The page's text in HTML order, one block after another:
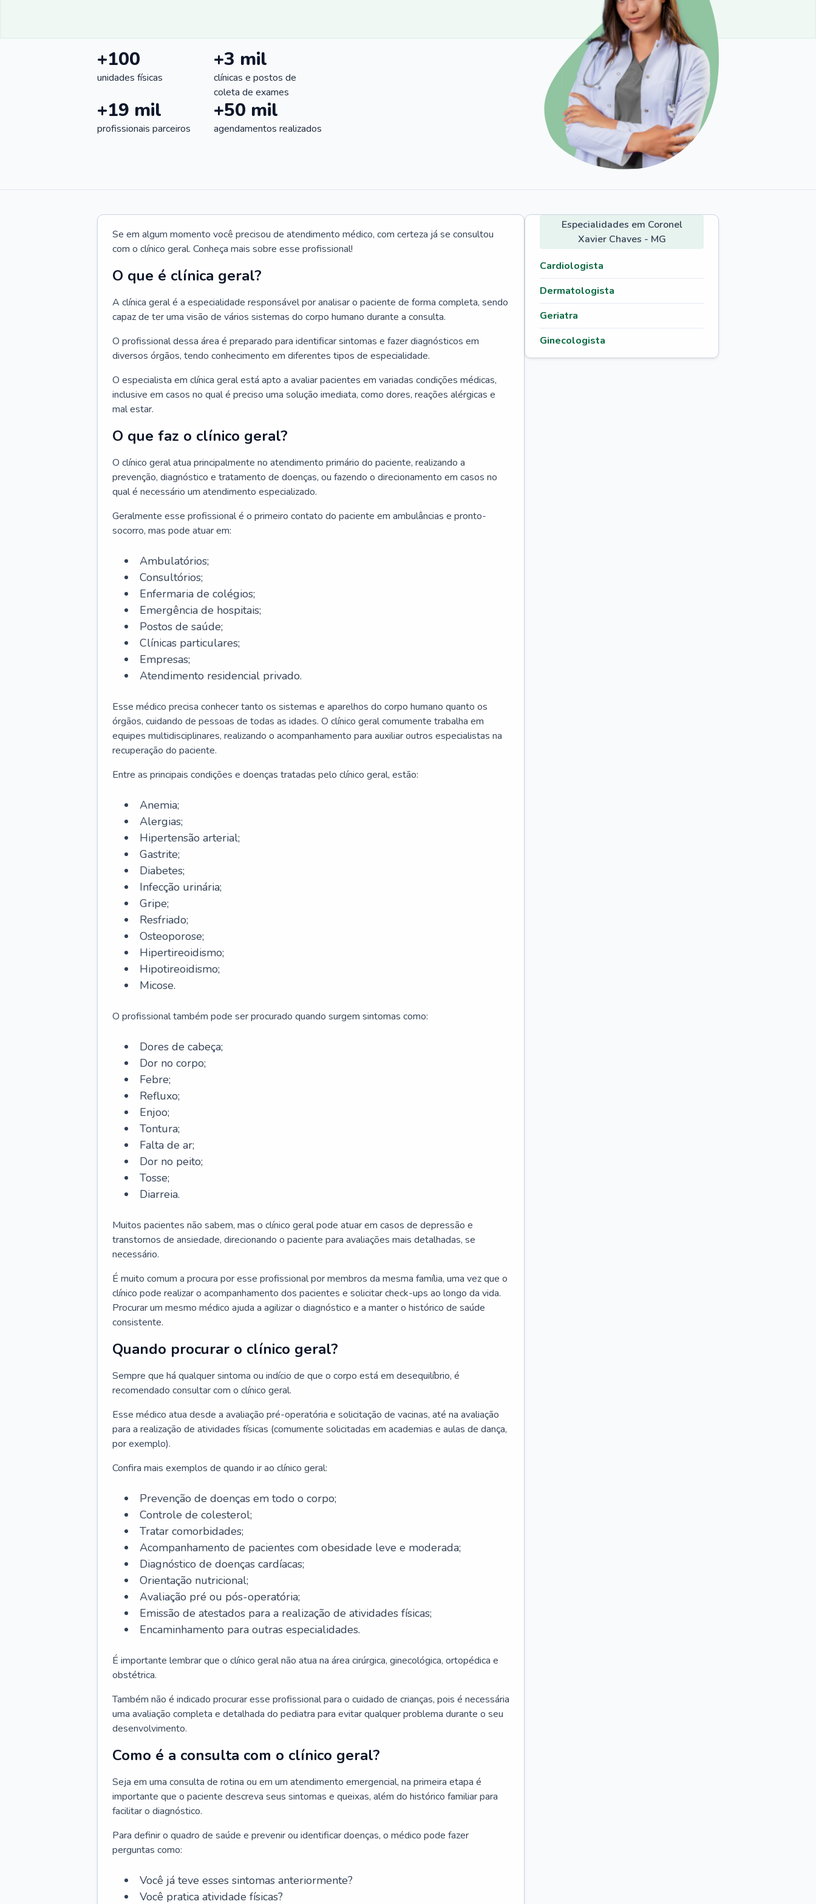
+100
unidades físicas
+3 mil
clínicas e postos de
coleta de exames
+19 mil
profissionais parceiros
+50 mil
agendamentos realizados
Se em algum momento você precisou de atendimento médico, com certeza já se consultou
com o clínico geral. Conheça mais sobre esse profissional!
O que é clínica geral?
A clínica geral é a especialidade responsável por analisar o paciente de forma completa, sendo
capaz de ter uma visão de vários sistemas do corpo humano durante a consulta.
O profissional dessa área é preparado para identificar sintomas e fazer diagnósticos em
diversos órgãos, tendo conhecimento em diferentes tipos de especialidade.
O especialista em clínica geral está apto a avaliar pacientes em variadas condições médicas,
inclusive em casos no qual é preciso uma solução imediata, como dores, reações alérgicas e
mal estar.
O que faz o clínico geral?
O clínico geral atua principalmente no atendimento primário do paciente, realizando a
prevenção, diagnóstico e tratamento de doenças, ou fazendo o direcionamento em casos no
qual é necessário um atendimento especializado.
Geralmente esse profissional é o primeiro contato do paciente em ambulâncias e pronto-
socorro, mas pode atuar em:
Ambulatórios;
Consultórios;
Enfermaria de colégios;
Emergência de hospitais;
Postos de saúde;
Clínicas particulares;
Empresas;
Atendimento residencial privado.
Esse médico precisa conhecer tanto os sistemas e aparelhos do corpo humano quanto os
órgãos, cuidando de pessoas de todas as idades. O clínico geral comumente trabalha em
equipes multidisciplinares, realizando o acompanhamento para auxiliar outros especialistas na
recuperação do paciente.
Entre as principais condições e doenças tratadas pelo clínico geral, estão:
Anemia;
Alergias;
Hipertensão arterial;
Gastrite;
Diabetes;
Infecção urinária;
Gripe;
Resfriado;
Osteoporose;
Hipertireoidismo;
Hipotireoidismo;
Micose.
O profissional também pode ser procurado quando surgem sintomas como:
Dores de cabeça;
Dor no corpo;
Febre;
Refluxo;
Enjoo;
Tontura;
Falta de ar;
Dor no peito;
Tosse;
Diarreia.
Muitos pacientes não sabem, mas o clínico geral pode atuar em casos de depressão e
transtornos de ansiedade, direcionando o paciente para avaliações mais detalhadas, se
necessário.
É muito comum a procura por esse profissional por membros da mesma família, uma vez que o
clínico pode realizar o acompanhamento dos pacientes e solicitar check-ups ao longo da vida.
Procurar um mesmo médico ajuda a agilizar o diagnóstico e a manter o histórico de saúde
consistente.
Quando procurar o clínico geral?
Sempre que há qualquer sintoma ou indício de que o corpo está em desequilíbrio, é
recomendado consultar com o clínico geral.
Esse médico atua desde a avaliação pré-operatória e solicitação de vacinas, até na avaliação
para a realização de atividades físicas (comumente solicitadas em academias e aulas de dança,
por exemplo).
Confira mais exemplos de quando ir ao clínico geral:
Prevenção de doenças em todo o corpo;
Controle de colesterol;
Tratar comorbidades;
Acompanhamento de pacientes com obesidade leve e moderada;
Diagnóstico de doenças cardíacas;
Orientação nutricional;
Avaliação pré ou pós-operatória;
Emissão de atestados para a realização de atividades físicas;
Encaminhamento para outras especialidades.
É importante lembrar que o clínico geral não atua na área cirúrgica, ginecológica, ortopédica e
obstétrica.
Também não é indicado procurar esse profissional para o cuidado de crianças, pois é necessária
uma avaliação completa e detalhada do pediatra para evitar qualquer problema durante o seu
desenvolvimento.
Como é a consulta com o clínico geral?
Seja em uma consulta de rotina ou em um atendimento emergencial, na primeira etapa é
importante que o paciente descreva seus sintomas e queixas, além do histórico familiar para
facilitar o diagnóstico.
Para definir o quadro de saúde e prevenir ou identificar doenças, o médico pode fazer
perguntas como:
Você já teve esses sintomas anteriormente?
Você pratica atividade físicas?
Especialidades em Coronel
Xavier Chaves - MG
Cardiologista
Dermatologista
Geriatra
Ginecologista